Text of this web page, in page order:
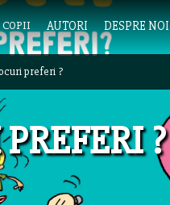
COPII AUTORI DESPRE NOI
preferi ?
?